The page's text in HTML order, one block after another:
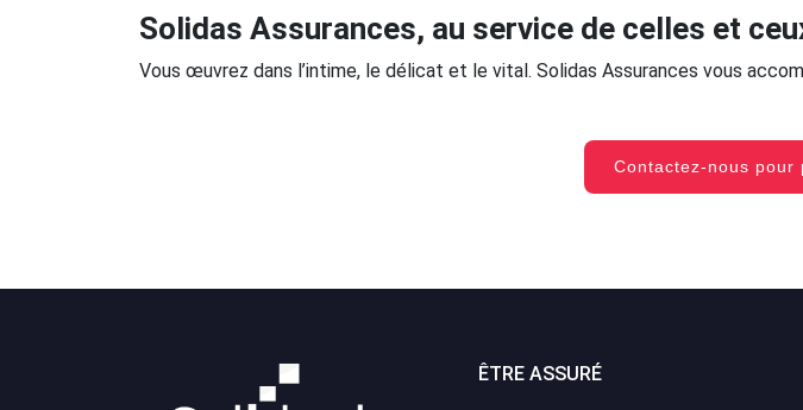
Solidas Assurances, au service de celles et
Vous œuvrez dans l’intime, le délicat et le vital. Solidas Assurances vous
Contactez-nous pour
ÊTRE ASSURÉ